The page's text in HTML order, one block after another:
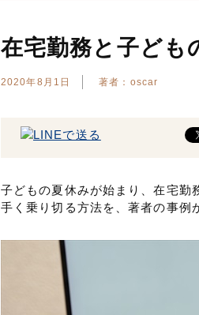
在宅勤務と子ども
2020年8月1日 著者：oscar
子どもの夏休みが始まり、在宅勤
手く乗り切る方法を、著者の事例